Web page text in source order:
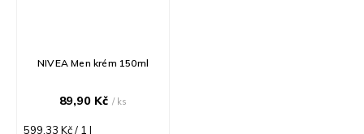
NIVEA Men krém 150ml
89,90 Kč/ ks
Měrná
599,33 Kč / 1 l